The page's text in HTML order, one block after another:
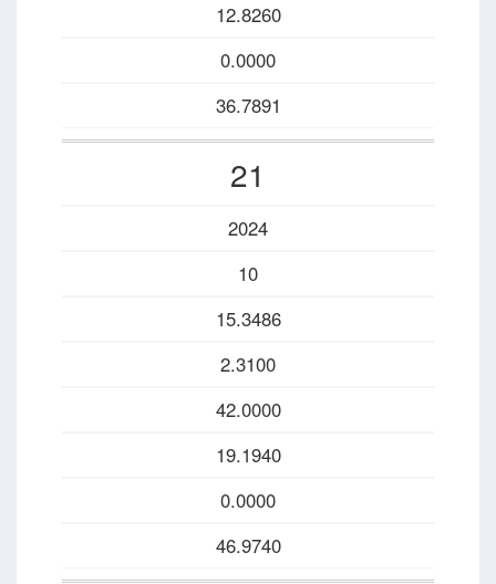
12.8260
0.0000
36.7891
21
2024
10
15.3486
2.3100
42.0000
19.1940
0.0000
46.9740